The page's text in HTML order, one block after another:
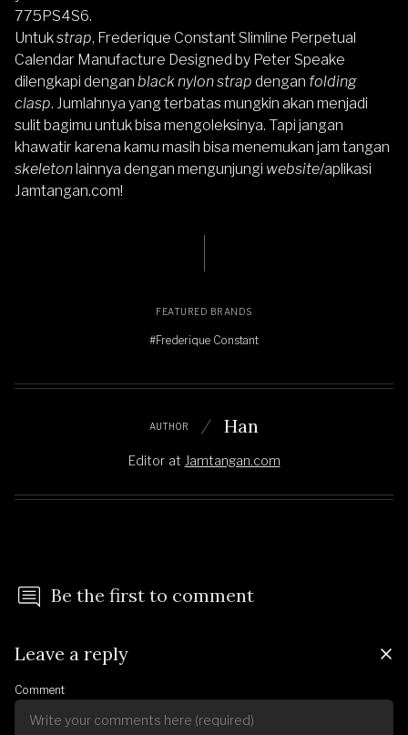
775PS4S6.
Untukstrap, Frederique Constant Slimline Perpetual
Calendar Manufacture Designed by Peter Speake
dilengkapi dengan black nylon strap dengan folding
clasp. Jumlahnya yang terbatas mungkin akan menjadi
sulit bagimu untuk bisa mengoleksinya. Tapi jangan
khawatir karena kamu masih bisa menemukan jam tangan
skeletonlainnya dengan mengunjungi website/aplikasi
Jamtangan.com!
FEATURED BRANDS
#Frederique Constant
AUTHOR Han
Editor at Jamtangan.com
Be the first to comment
Leave a reply
Comment